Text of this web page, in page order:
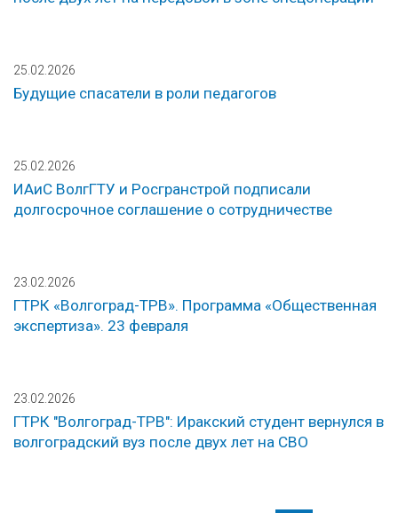
25.02.2026
Будущие спасатели в роли педагогов
25.02.2026
ИАиС ВолгГТУ и Росгранстрой подписали
долгосрочное соглашение о сотрудничестве
23.02.2026
ГТРК «Волгоград-ТРВ». Программа «Общественная
экспертиза». 23 февраля
23.02.2026
ГТРК "Волгоград-ТРВ": Иракский студент вернулся в
волгоградский вуз после двух лет на СВО